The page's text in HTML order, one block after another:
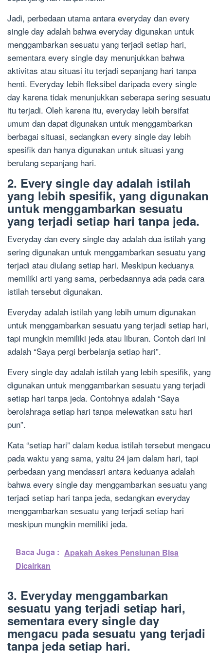
Jadi, perbedaan utama antara everyday dan every
single day adalah bahwa everyday digunakan untuk
menggambarkan sesuatu yang terjadi setiap hari,
sementara every single day menunjukkan bahwa
aktivitas atau situasi itu terjadi sepanjang hari tanpa
henti. Everyday lebih fleksibel daripada every single
day karena tidak menunjukkan seberapa sering sesuatu
itu terjadi. Oleh karena itu, everyday lebih bersifat
umum dan dapat digunakan untuk menggambarkan
berbagai situasi, sedangkan every single day lebih
spesifik dan hanya digunakan untuk situasi yang
berulang sepanjang hari.
2. Every single day adalah istilah
yang lebih spesifik, yang digunakan
untuk menggambarkan sesuatu
yang terjadi setiap hari tanpa jeda.
Everyday dan every single day adalah dua istilah yang
sering digunakan untuk menggambarkan sesuatu yang
terjadi atau diulang setiap hari. Meskipun keduanya
memiliki arti yang sama, perbedaannya ada pada cara
istilah tersebut digunakan.
Everyday adalah istilah yang lebih umum digunakan
untuk menggambarkan sesuatu yang terjadi setiap hari,
tapi mungkin memiliki jeda atau liburan. Contoh dari ini
adalah “Saya pergi berbelanja setiap hari”.
Every single day adalah istilah yang lebih spesifik, yang
digunakan untuk menggambarkan sesuatu yang terjadi
setiap hari tanpa jeda. Contohnya adalah “Saya
berolahraga setiap hari tanpa melewatkan satu hari
pun”.
Kata “setiap hari” dalam kedua istilah tersebut mengacu
pada waktu yang sama, yaitu 24 jam dalam hari, tapi
perbedaan yang mendasari antara keduanya adalah
bahwa every single day menggambarkan sesuatu yang
terjadi setiap hari tanpa jeda, sedangkan everyday
menggambarkan sesuatu yang terjadi setiap hari
meskipun mungkin memiliki jeda.
Baca Juga : Apakah Askes Pensiunan Bisa
Dicairkan
3. Everyday menggambarkan
sesuatu yang terjadi setiap hari,
sementara every single day
mengacu pada sesuatu yang terjadi
tanpa jeda setiap hari.